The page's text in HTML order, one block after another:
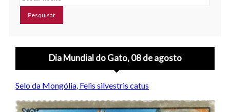
Dia Mundial do Gato, 08 de agosto
Selo da Mongólia, Felis silvestris catus